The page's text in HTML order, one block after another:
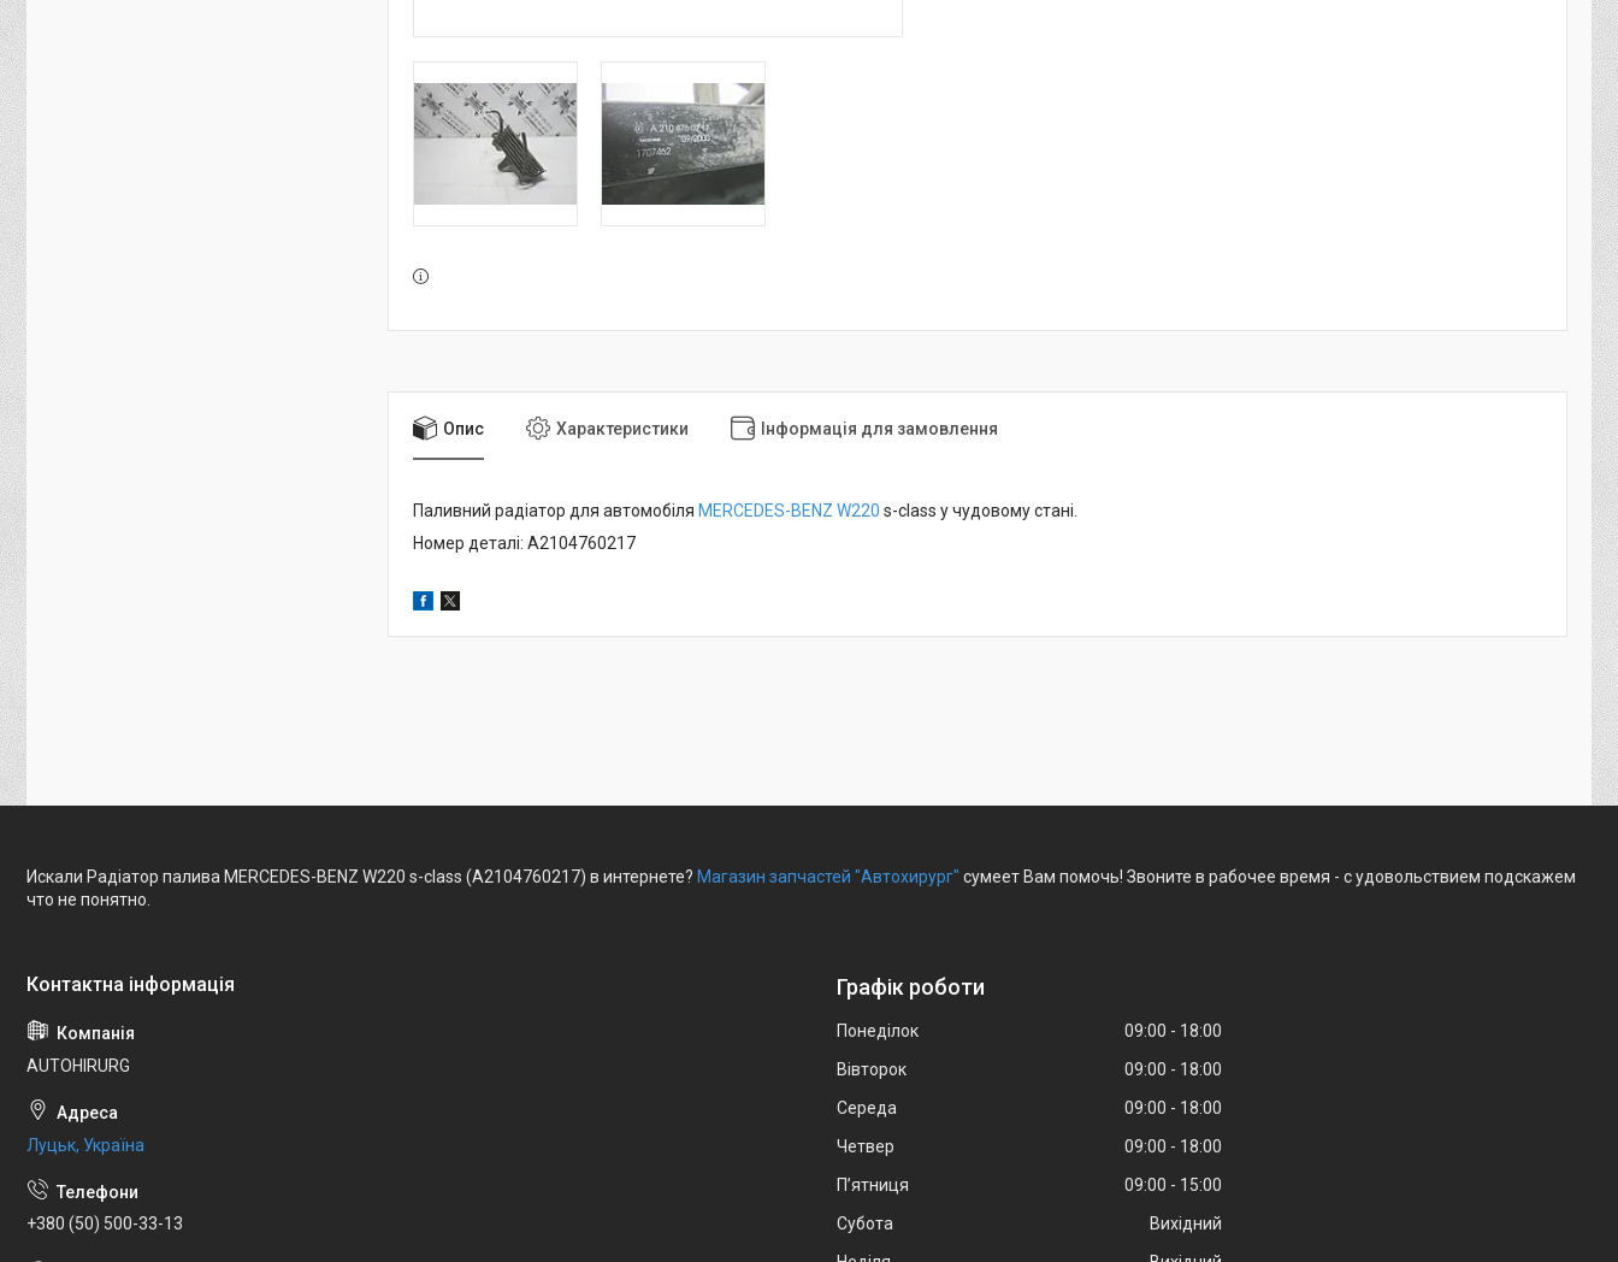
Опис Характеристики Інформація для замовлення
Паливний радіатор для автомобіля MERCEDES-BENZ W220 s-class у чудовому стані.
Номер деталі: A2104760217
Искали Радіатор палива MERCEDES-BENZ W220 s-class (A2104760217) в интернете? Магазин запчастей "Автохирург" сумеет Вам помочь! Звоните в рабочее время - с удовольствием подскажем
что не понятно.
AUTOHIRURG
Луцьк, Україна
+380 (50) 500-33-13
Графік роботи
Понеділок 09:00
18:00
Вівторок
09:00
18:00
Середа
09:00
18:00
Четвер
09:00
18:00
Пʼятниця
09:00
15:00
Субота
Вихідний